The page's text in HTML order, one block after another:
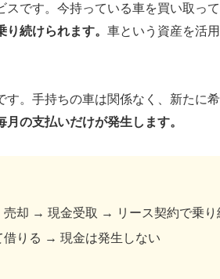
です。今持っている車を買い取っ
続けられます。 車という資産を活
。手持ちの車は関係なく、新たに
の支払いだけが発生します。
売却 → 現金受取 → リース契約で乗り
借りる → 現金は発生しない